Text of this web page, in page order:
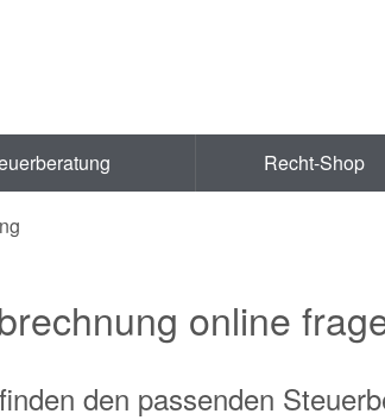
Recht-Shop
online
den passenden